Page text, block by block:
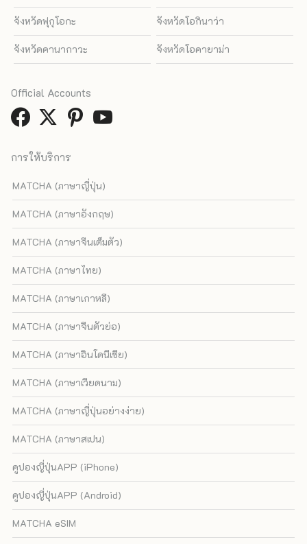
จังหวัดฟุกุโอกะ จังหวัดโอกินาว่า
จังหวัดคานากาวะ จังหวัดโอคายาม่า
การให้บริการ
MATCHA (ภาษาญี่ปุ่น)
MATCHA (ภาษาอังกฤษ)
MATCHA (ภาษาจีนเต็มตัว)
MATCHA (ภาษาไทย)
MATCHA (ภาษาเกาหลี)
MATCHA (ภาษาจีนตัวย่อ)
MATCHA (ภาษาอินโดนีเซีย)
MATCHA (ภาษาเวียดนาม)
MATCHA (ภาษาญี่ปุ่นอย่างง่าย)
MATCHA (ภาษาสเปน)
คูปองญี่ปุ่นAPP (iPhone)
คูปองญี่ปุ่นAPP (Android)
MATCHA eSIM
Official Accounts